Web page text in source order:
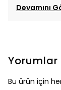
Devamını
Yorumlar
Bu ürün için